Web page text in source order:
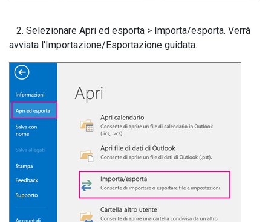
2. Selezionare Apri ed esporta > Importa/esporta. Verrà
avviata l'Importazione/Esportazione guidata.